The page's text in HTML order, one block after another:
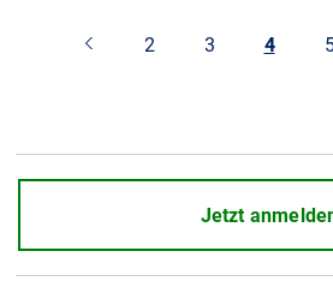
2 3 4
Jetzt